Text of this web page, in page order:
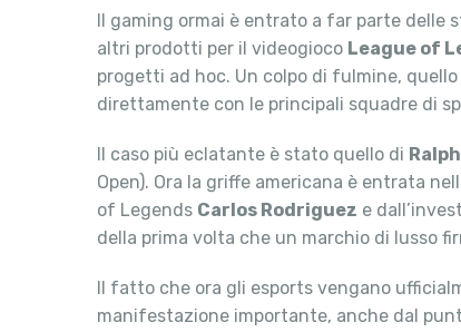
Il gaming ormai è entrato a far parte delle
altri prodotti per il videogioco League of
progetti ad hoc. Un colpo di fulmine,
direttamente con le principali squadre di
Il caso più eclatante è stato quello di
Open). Ora la griffe americana è entrata
of Legends Carlos Rodriguez e
della prima volta che un marchio di lusso
Il fatto che ora gli esports vengano
manifestazione importante, anche dal